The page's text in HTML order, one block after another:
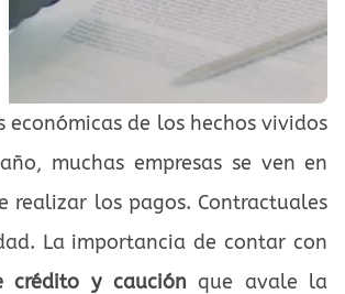
económicas de los hechos vividos
muchas empresas se ven en
realizar los pagos. Contractuales
La importancia de contar con
crédito y cauciónque avale la